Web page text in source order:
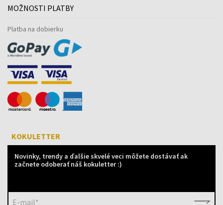
MOŽNOSTI PLATBY
Platba na dobierku
KOKULETTER
Novinky, trendy a ďalšie skvelé veci môžete dostávať ak
začnete odoberať náš kokuletter :)
E-mail*